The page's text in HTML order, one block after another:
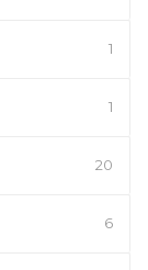
1
1
20
6